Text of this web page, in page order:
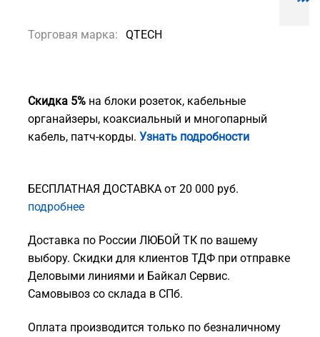
Торговая марка: QTECH
Скидка 5% на блоки розеток, кабельные
органайзеры, коаксиальный и многопарный
кабель, патч-корды. Узнать подробности
БЕСПЛАТНАЯ ДОСТАВКА от 20 000 руб.
подробнее
Доставка по России ЛЮБОЙ ТК по вашему
выбору. Скидки для клиентов ТДФ при отправке
Деловыми линиями и Байкал Сервис.
Самовывоз со склада в СПб.
Оплата производится только по безналичному